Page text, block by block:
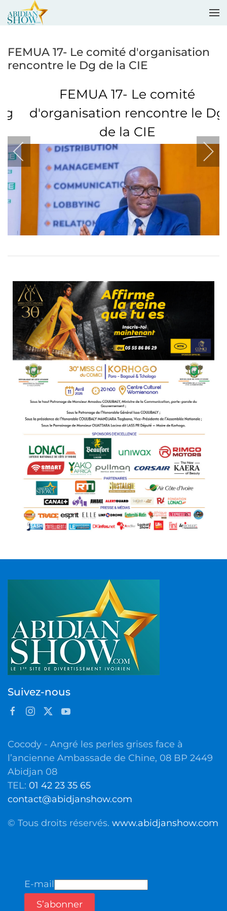
FEMUA 17- Le comité d'organisation
rencontre le Dg de la CIE
FEMUA 17- Le comité
d'organisation rencontre le Dg
de la CIE
Suivez-nous
Cocody - Angré les perles grises face à
l’ancienne Ambassade de Chine, 08 BP 2449
Abidjan 08
TEL: 01 42 23 35 65
contact@abidjanshow.com
© Tous droits réservés. www.abidjanshow.com
E-mail
S’abonner